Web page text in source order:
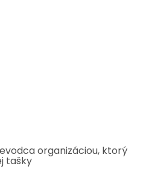
organizáciou, ktorý
tašky